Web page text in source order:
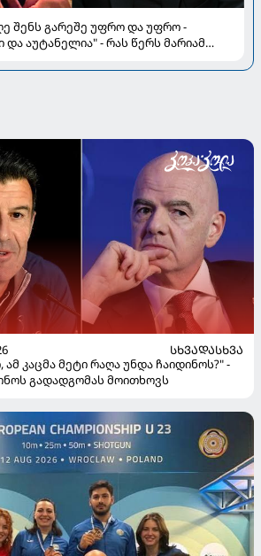
შენს გარეშე უფრო და უფრო -
და აუტანელია" - რას წერს მარიამ
ᲡᲮᲕᲐᲓᲐᲡᲮᲕᲐ
ამ კაცმა მეტი რაღა უნდა ჩაიდინოს?" -
გადადგომას მოითხოვს